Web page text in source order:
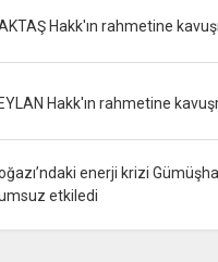
Hakk'ın rahmetine
Hakk'ın rahmetine
enerji krizi
etkiledi